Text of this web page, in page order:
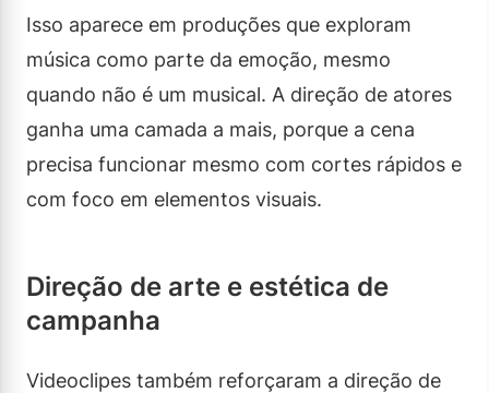
Isso aparece em produções que exploram
música como parte da emoção, mesmo
quando não é um musical. A direção de atores
ganha uma camada a mais, porque a cena
precisa funcionar mesmo com cortes rápidos e
com foco em elementos visuais.
Direção de arte e estética de
campanha
Videoclipes também reforçaram a direção de